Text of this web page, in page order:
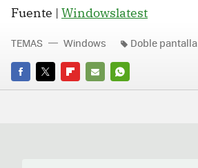
Fuente | Windowslatest
FACEBOOK
TWITTERFLIPBOARD
E-
WHATSAPP
TEMAS Windows Doble pantalla